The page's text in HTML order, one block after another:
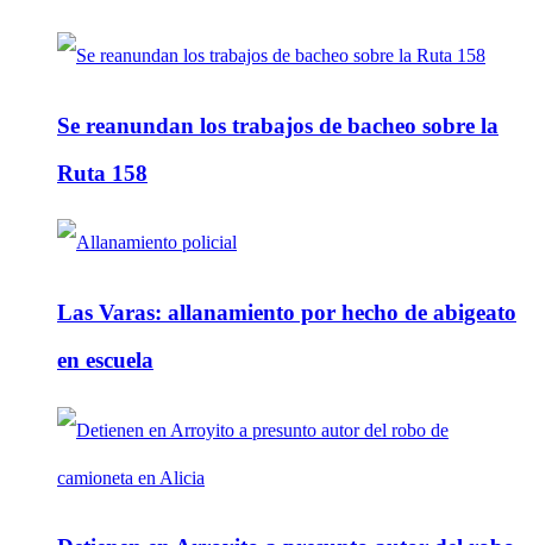
Se reanundan los trabajos de bacheo sobre la
Ruta 158
Las Varas: allanamiento por hecho de abigeato
en escuela